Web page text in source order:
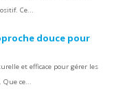
Ce...
douce pour
et efficace pour gérer les
ce...